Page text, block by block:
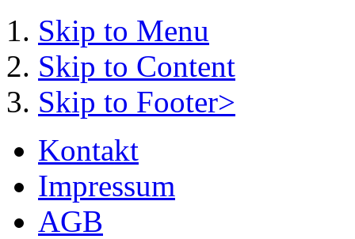
Skip to Menu
Skip to Content
Skip to Footer>
Kontakt
Impressum
AGB